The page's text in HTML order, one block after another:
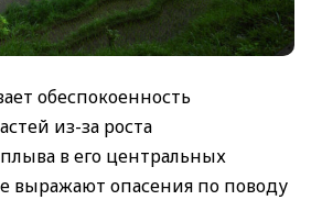
обеспокоенность
из-за роста
в его центральных
выражают опасения по поводу